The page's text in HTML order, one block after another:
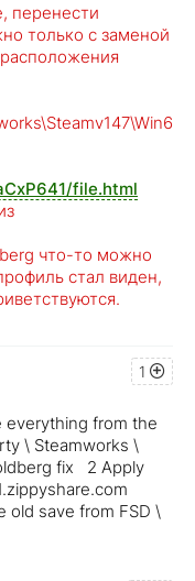
перенести
только с заменой
расположения
file.html
что-то можно
стал виден,
1
everything from the
\ Steamworks \
fix 2 Apply
old save from FSD \